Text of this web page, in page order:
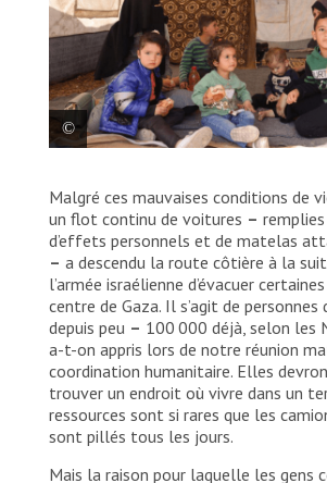
dans une tente dans le sud de Gaza.
© Mohammed Abed
Malgré ces mauvaises conditions de
un flot continu de voitures –
d’effets personnels et de matelas
– a descendu la route côtière à la
l’armée israélienne d’évacuer
centre de Gaza. Il s’agit de personnes
depuis peu – 100 000 déjà, selon les
a-t-on appris lors de notre réunion
coordination humanitaire. Elles
trouver un endroit où vivre dans un
ressources sont si rares que les
sont pillés tous les jours.
Mais la raison pour laquelle les gens